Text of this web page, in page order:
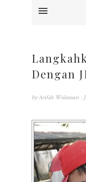
Dengan
by Arifah Wulansari -